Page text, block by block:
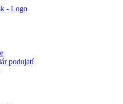
podujatí